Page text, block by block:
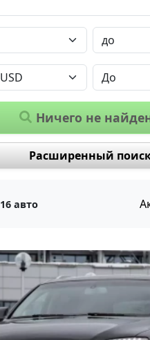
Ничего не
Расширенный
16 авто